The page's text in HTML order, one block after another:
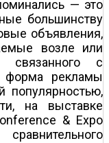
— это
большинству
объявления,
возле или
связанного с
форма рекламы
популярностью,
на выставке
& Expo